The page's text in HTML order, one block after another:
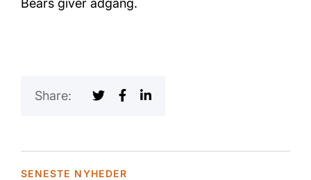
Share:
SENESTE NYHEDER